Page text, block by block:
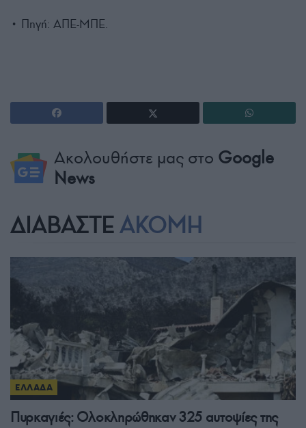
• Πηγή: ΑΠΕ-ΜΠΕ.
Ακολουθήστε μας στο Google
News
ΔΙΑΒΑΣΤΕ ΑΚΟΜΗ
ΕΛΛΑΔΑ
Πυρκαγιές: Ολοκληρώθηκαν 325 αυτοψίες της